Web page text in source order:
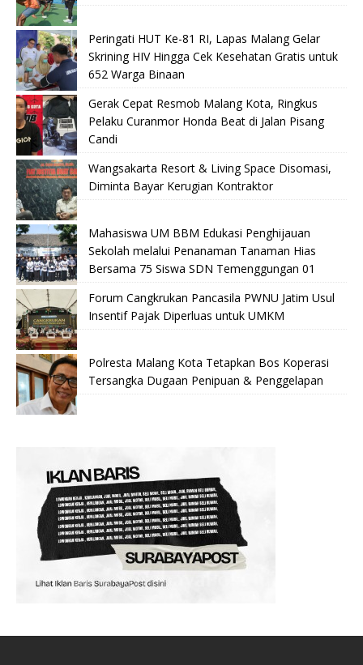
Peringati HUT Ke-81 RI, Lapas Malang Gelar
Skrining HIV Hingga Cek Kesehatan Gratis untuk
652 Warga Binaan
Gerak Cepat Resmob Malang Kota, Ringkus
Pelaku Curanmor Honda Beat di Jalan Pisang
Candi
Wangsakarta Resort & Living Space Disomasi,
Diminta Bayar Kerugian Kontraktor
Mahasiswa UM BBM Edukasi Penghijauan
Sekolah melalui Penanaman Tanaman Hias
Bersama 75 Siswa SDN Temenggungan 01
Forum Cangkrukan Pancasila PWNU Jatim Usul
Insentif Pajak Diperluas untuk UMKM
Polresta Malang Kota Tetapkan Bos Koperasi
Tersangka Dugaan Penipuan & Penggelapan